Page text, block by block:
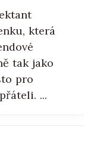
která
tak jako
pro
...